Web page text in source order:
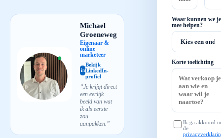
Michael
Groeneweg
Eigenaar &
online
marketeer
in
Bekijk
LinkedIn-
profiel
“Je krijgt direct
een eerlijk
beeld van wat
ik als eerste
zou
aanpakken.”
Waar kunnen we je
mee helpen?
Korte toelichting
Ik ga akkoord
de